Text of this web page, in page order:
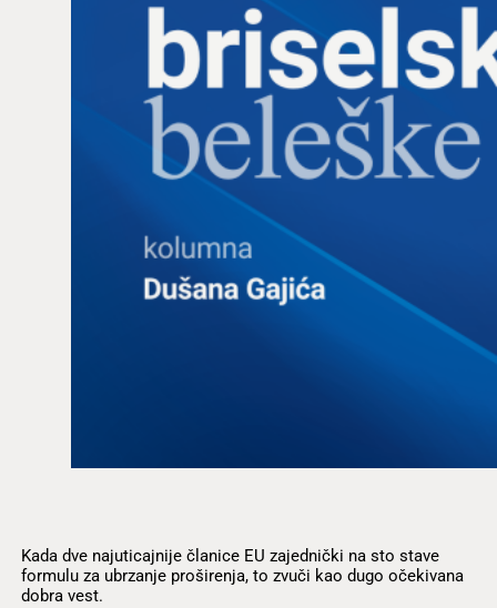
Kada dve najuticajnije članice EU zajednički na sto stave
formulu za ubrzanje proširenja, to zvuči kao dugo očekivana
dobra vest.